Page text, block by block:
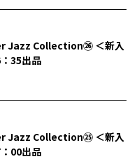
Jazz Collection㉖ ＜新入
35出品
Jazz Collection㉕ ＜新入
00出品